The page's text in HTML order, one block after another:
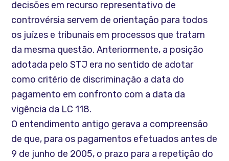
decisões em recurso representativo de
controvérsia servem de orientação para todos
os juízes e tribunais em processos que tratam
da mesma questão. Anteriormente, a posição
adotada pelo STJ era no sentido de adotar
como critério de discriminação a data do
pagamento em confronto com a data da
vigência da LC 118.
O entendimento antigo gerava a compreensão
de que, para os pagamentos efetuados antes de
9 de junho de 2005, o prazo para a repetição do